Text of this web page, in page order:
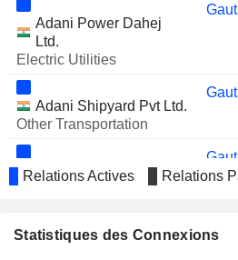
Adani Power Dahej
Ltd.
Electric Utilities
Adani Shipyard Pvt Ltd.
Other Transportation
Adani Infra (India) Ltd.
Engineering &
Relations Actives Relations
Statistiques des Connexions